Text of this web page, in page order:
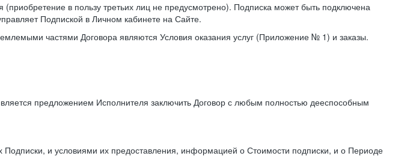
в пользу третьих лиц не предусмотрено). Подписка может быть подключена
Подпиской в Личном кабинете на Сайте.
частями Договора являются Условия оказания услуг (Приложение № 1) и заказы.
предложением Исполнителя заключить Договор с любым полностью дееспособным
и условиями их предоставления, информацией о Стоимости подписки, и о Периоде